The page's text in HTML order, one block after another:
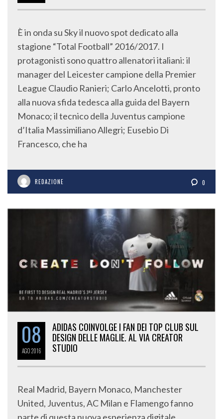
È in onda su Sky il nuovo spot dedicato alla
stagione “Total Football” 2016/2017. I
protagonisti sono quattro allenatori italiani: il
manager del Leicester campione della Premier
League Claudio Ranieri; Carlo Ancelotti, pronto
alla nuova sfida tedesca alla guida del Bayern
Monaco; il tecnico della Juventus campione
d’Italia Massimiliano Allegri; Eusebio Di
Francesco, che ha
REDAZIONE 0
08
AGO2016
ADIDAS COINVOLGE I FAN DEI TOP CLUB SUL
DESIGN DELLE MAGLIE. AL VIA CREATOR
STUDIO
Real Madrid, Bayern Monaco, Manchester
United, Juventus, AC Milan e Flamengo fanno